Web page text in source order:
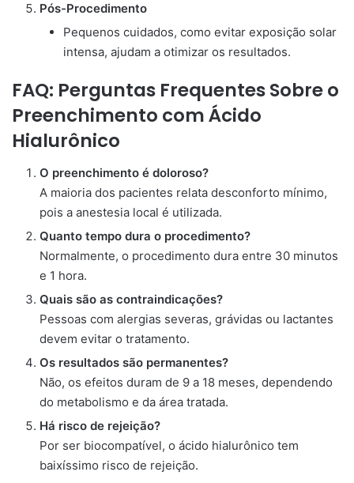
Pós-Procedimento
Pequenos cuidados, como evitar exposição solar
intensa, ajudam a otimizar os resultados.
FAQ: Perguntas Frequentes Sobre o
Preenchimento com Ácido
Hialurônico
O preenchimento é doloroso?
A maioria dos pacientes relata desconforto mínimo,
pois a anestesia local é utilizada.
Quanto tempo dura o procedimento?
Normalmente, o procedimento dura entre 30 minutos
e 1 hora.
Quais são as contraindicações?
Pessoas com alergias severas, grávidas ou lactantes
devem evitar o tratamento.
Os resultados são permanentes?
Não, os efeitos duram de 9 a 18 meses, dependendo
do metabolismo e da área tratada.
Há risco de rejeição?
Por ser biocompatível, o ácido hialurônico tem
baixíssimo risco de rejeição.